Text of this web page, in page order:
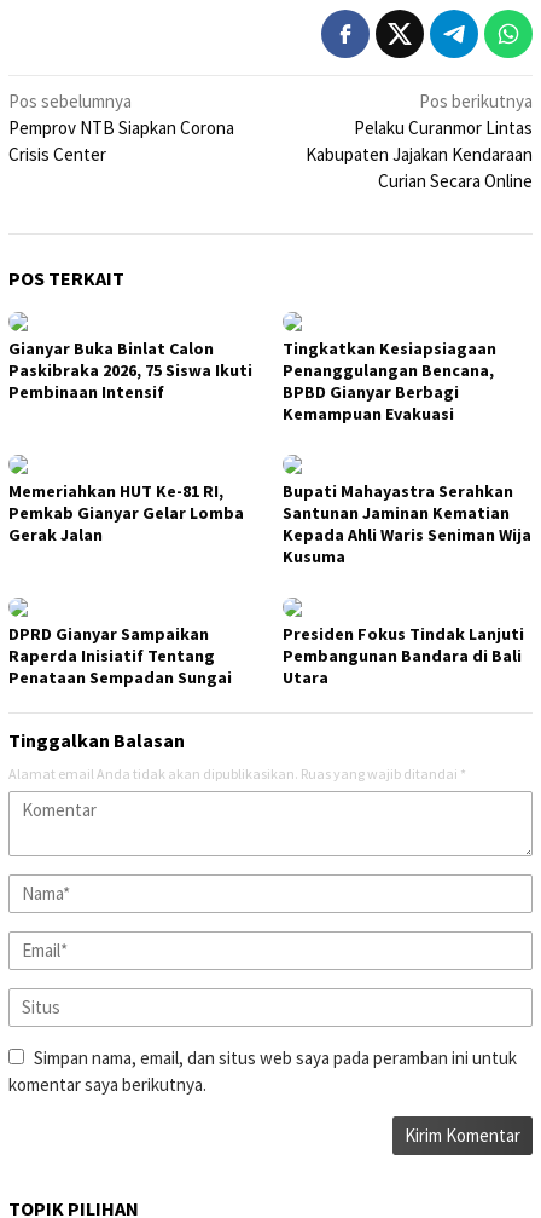
Navigasi
pos
Pos sebelumnya
Pemprov NTB Siapkan Corona
Crisis Center
Pos berikutnya
Pelaku Curanmor Lintas
Kabupaten Jajakan Kendaraan
Curian Secara Online
POS TERKAIT
Gianyar Buka Binlat Calon
Paskibraka 2026, 75 Siswa Ikuti
Pembinaan Intensif
Tingkatkan Kesiapsiagaan
Penanggulangan Bencana,
BPBD Gianyar Berbagi
Kemampuan Evakuasi
Memeriahkan HUT Ke-81 RI,
Pemkab Gianyar Gelar Lomba
Gerak Jalan
Bupati Mahayastra Serahkan
Santunan Jaminan Kematian
Kepada Ahli Waris Seniman Wija
Kusuma
DPRD Gianyar Sampaikan
Raperda Inisiatif Tentang
Penataan Sempadan Sungai
Presiden Fokus Tindak Lanjuti
Pembangunan Bandara di Bali
Utara
Tinggalkan Balasan
Alamat email Anda tidak akan dipublikasikan. Ruas yang wajib ditandai *
Simpan nama, email, dan situs web saya pada peramban ini untuk
komentar saya berikutnya.
TOPIK PILIHAN